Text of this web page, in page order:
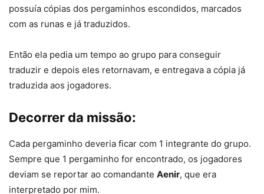
possuía cópias dos pergaminhos escondidos, marcados
com as runas e já traduzidos.
Então ela pedia um tempo ao grupo para conseguir
traduzir e depois eles retornavam, e entregava a cópia já
traduzida aos jogadores.
Decorrer da missão:
Cada pergaminho deveria ficar com 1 integrante do grupo.
Sempre que 1 pergaminho for encontrado, os jogadores
deviam se reportar ao comandante Aenir, que era
interpretado por mim.